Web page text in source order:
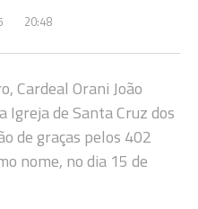
20:48
Cardeal Orani João
Igreja de Santa Cruz dos
de graças pelos 402
nome, no dia 15 de